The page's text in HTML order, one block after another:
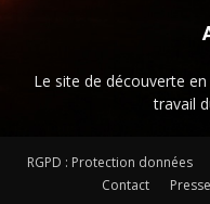
Le site de découverte
travail
RGPD : Protection données
Contact
Presse